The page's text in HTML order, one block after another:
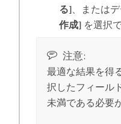
る]、または
作成] を選択
注意:
最適な結果を得
択したフィール
未満である必要